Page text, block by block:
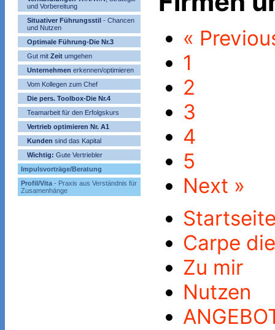
und Vorbereitung
Situativer Führungsstil - Chancen
und Nutzen
Optimale Führung-Die Nr.3
Gut mit Zeit umgehen
Unternehmen erkennen/optimieren
Vom Kollegen zum Chef
Die pers. Toolbox-Die Nr.4
Teamarbeit für den Erfolgskurs
Vertrieb optimieren Nr. A1
Kunden sind das Kapital
Wichtig: Gute Vertriebler
Impulsvorträge/Beratung
Profil/Vita - Praxis aus Verständnis für
Zusamenhänge
«
1
2
3
4
5
Next »
Carpe
Zu mir
Nutzen